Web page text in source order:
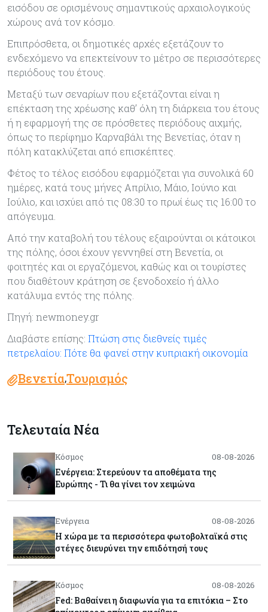
εισόδου σε ορισμένους σημαντικούς αρχαιολογικούς
χώρους ανά τον κόσμο.
Επιπρόσθετα, οι δημοτικές αρχές εξετάζουν το
ενδεχόμενο να επεκτείνουν το μέτρο σε περισσότερες
περιόδους του έτους.
Μεταξύ των σεναρίων που εξετάζονται είναι η
επέκταση της χρέωσης καθ’ όλη τη διάρκεια του έτους
ή η εφαρμογή της σε πρόσθετες περιόδους αιχμής,
όπως το περίφημο Καρναβάλι της Βενετίας, όταν η
πόλη κατακλύζεται από επισκέπτες.
Φέτος το τέλος εισόδου εφαρμόζεται για συνολικά 60
ημέρες, κατά τους μήνες Απρίλιο, Μάιο, Ιούνιο και
Ιούλιο, και ισχύει από τις 08:30 το πρωί έως τις 16:00 το
απόγευμα.
Από την καταβολή του τέλους εξαιρούνται οι κάτοικοι
της πόλης, όσοι έχουν γεννηθεί στη Βενετία, οι
φοιτητές και οι εργαζόμενοι, καθώς και οι τουρίστες
που διαθέτουν κράτηση σε ξενοδοχείο ή άλλο
κατάλυμα εντός της πόλης.
Πηγή: newmoney.gr
Διαβάστε επίσης: Πτώση στις διεθνείς τιμές
πετρελαίου: Πότε θα φανεί στην κυπριακή οικονομία
Βενετία,Τουρισμός
Τελευταία Νέα
Κόσμος 08-08-2026
Ενέργεια: Στερεύουν τα αποθέματα της
Ευρώπης - Τι θα γίνει τον χειμώνα
Ενέργεια 08-08-2026
Η χώρα με τα περισσότερα φωτοβολταϊκά στις
στέγες διευρύνει την επιδότησή τους
Κόσμος 08-08-2026
Fed: Βαθαίνει η διαφωνία για τα επιτόκια – Στο